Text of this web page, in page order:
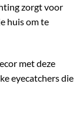
zorgt voor
huis om te
met deze
eyecatchers die